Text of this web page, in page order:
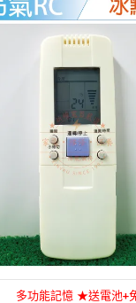
多功能記憶 ★送電池+